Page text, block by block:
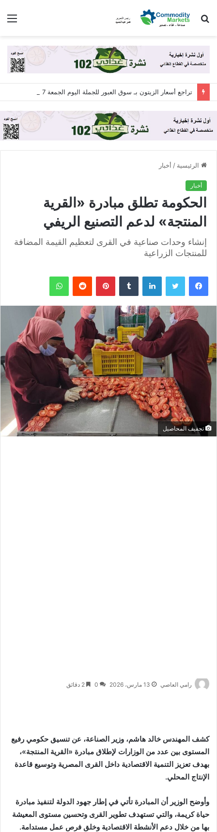
بحث
الرئيسية / أخبار
أخبار
الحكومة تطلق مبادرة «القرية
المنتجة» لدعم التصنيع الريفي
إنشاء وحدات صناعية في القرى لتعظيم القيمة المضافة
للمنتجات الزراعية
فيسبوك تويتر لينكدإن بينتيريست واتساب
تجفيف المحاصيل
رامي العاصي 13 مارس، 2026 0
كشف المهندس خالد هاشم، وزير الصناعة، عن تنسيق حكومي رفيع
المستوى بين عدد من الوزارات لإطلاق مبادرة «القرية المنتجة»،
بهدف تعزيز التنمية الاقتصادية داخل القرى المصرية وتوسيع قاعدة
الإنتاج المحلي.
وأوضح الوزير أن المبادرة تأتي في إطار جهود الدولة لتنفيذ مبادرة
حياة كريمة، والتي تستهدف تطوير القرى وتحسين مستوى المعيشة
بها من خلال دعم الأنشطة الاقتصادية وخلق فرص عمل مستدامة.